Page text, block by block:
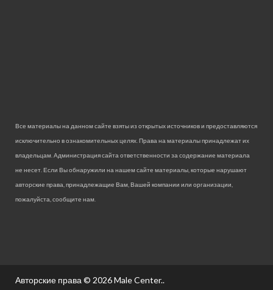
Все материалы на данном сайте взяты из открытых источников и предоставляются
исключительно в ознакомительных целях. Права на материалы принадлежат их
владельцам. Администрация сайта ответственности за содержание материала
не несет. Если Вы обнаружили на нашем сайте материалы, которые нарушают
авторские права, принадлежащие Вам, Вашей компании или организации,
пожалуйста, сообщите нам.
Авторские права © 2026Male Center..